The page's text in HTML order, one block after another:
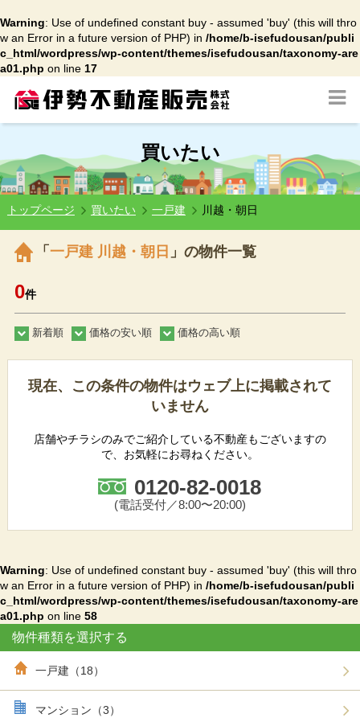
Warning: Use of undefined constant buy - assumed 'buy' (this will thro
w an Error in a future version of PHP) in /home/b-isefudousan/publi
c_html/wordpress/wp-content/themes/isefudousan/taxonomy-are
a01.php on line 17
買いたい
トップページ 買いたい 一戸建 川越・朝日
「 一戸建 川越・朝日 」の物件一覧
0件
新着順 価格の安い順 価格の高い順
現在、この条件の物件はウェブ上に掲載されて
いません
店舗やチラシのみでご紹介している不動産もございますの
で、お気軽にお尋ねください。
0120-82-0018
(電話受付／8:00〜20:00)
Warning: Use of undefined constant buy - assumed 'buy' (this will thro
w an Error in a future version of PHP) in /home/b-isefudousan/publi
c_html/wordpress/wp-content/themes/isefudousan/taxonomy-are
a01.php on line 58
物件種類を選択する
一戸建（18）
マンション（3）